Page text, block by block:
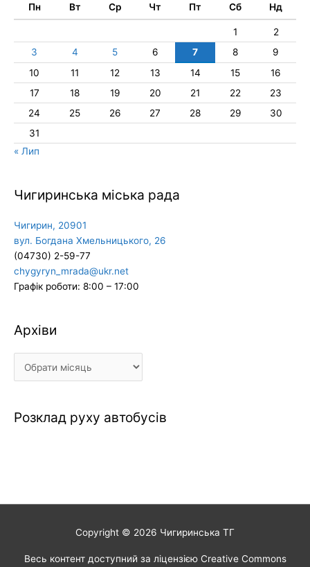
Пн Вт Ср Чт Пт Сб Нд
1
2
3
4 5 6 7 8
9
10
11 12 13 14 15
16
17
18 19 20 21 22
23
24
25 26 27 28 29
30
31
« Лип
Чигиринська міська рада
Чигирин, 20901
вул. Богдана Хмельницького, 26
(04730) 2-59-77
chygyryn_mrada@ukr.net
Графік роботи: 8:00 – 17:00
Архіви
Архіви
Розклад руху автобусів
Copyright © 2026 Чигиринська ТГ
Весь контент доступний за ліцензією Creative Commons